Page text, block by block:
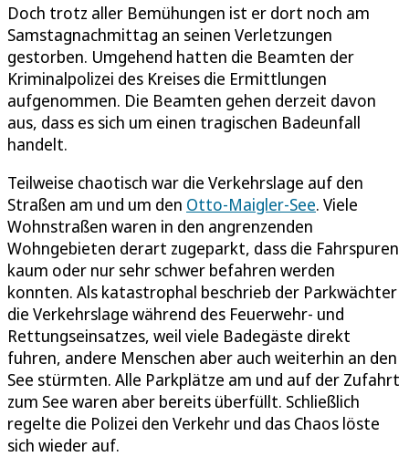
Doch trotz aller Bemühungen ist er dort noch am
Samstagnachmittag an seinen Verletzungen
gestorben. Umgehend hatten die Beamten der
Kriminalpolizei des Kreises die Ermittlungen
aufgenommen. Die Beamten gehen derzeit davon
aus, dass es sich um einen tragischen Badeunfall
handelt.
Teilweise chaotisch war die Verkehrslage auf den
Straßen am und um den Otto-Maigler-See. Viele
Wohnstraßen waren in den angrenzenden
Wohngebieten derart zugeparkt, dass die Fahrspuren
kaum oder nur sehr schwer befahren werden
konnten. Als katastrophal beschrieb der Parkwächter
die Verkehrslage während des Feuerwehr- und
Rettungseinsatzes, weil viele Badegäste direkt
fuhren, andere Menschen aber auch weiterhin an den
See stürmten. Alle Parkplätze am und auf der Zufahrt
zum See waren aber bereits überfüllt. Schließlich
regelte die Polizei den Verkehr und das Chaos löste
sich wieder auf.